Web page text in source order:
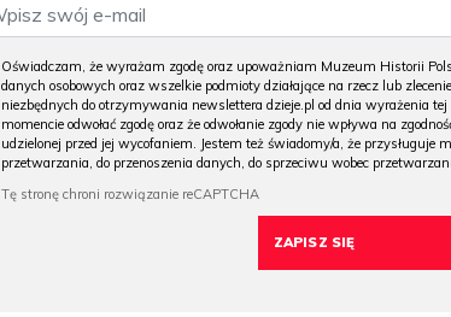
Oświadczam, że wyrażam zgodę oraz upoważniam Muzeum Historii
danych osobowych oraz wszelkie podmioty działające na rzecz lub
niezbędnych do otrzymywania newslettera dzieje.pl od dnia wyrażenia
momencie odwołać zgodę oraz że odwołanie zgody nie wpływa na
udzielonej przed jej wycofaniem. Jestem też świadomy/a, że przysługuje
przetwarzania, do przenoszenia danych, do sprzeciwu wobec